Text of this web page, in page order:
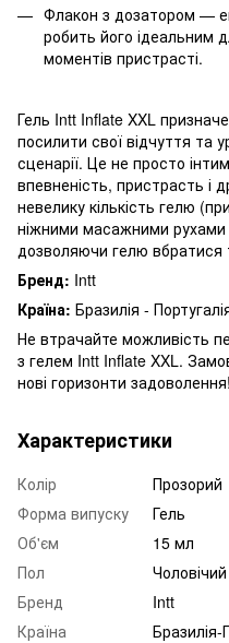
Флакон з дозатором —
робить його ідеальним
моментів пристрасті.
Гель Intt Inflate XXL
посилити свої відчуття та
сценарії. Це не просто
впевненість, пристрасть і
невелику кількість гелю
ніжними масажними рухами
дозволяючи гелю вбратися
Бренд: Intt
Країна: Бразилія -
Не втрачайте можливість
з гелем Intt Inflate XXL.
нові горизонти задоволення!
Характеристики
Колір
Прозорий
Форма випуску
Гель
Об'єм
15 мл
Пол
Чоловічий
Бренд
Intt
Країна
Бразилія-